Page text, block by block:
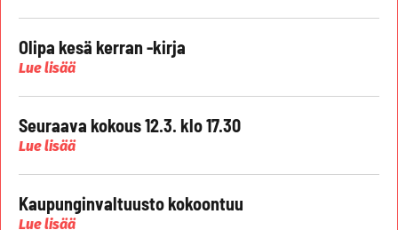
Olipa kesä kerran -kirja
Lue lisää
Seuraava kokous 12.3. klo 17.30
Lue lisää
Kaupunginvaltuusto kokoontuu
Lue lisää